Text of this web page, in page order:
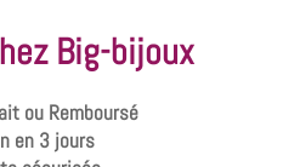
Big-bijoux
ou Remboursé
en 3 jours